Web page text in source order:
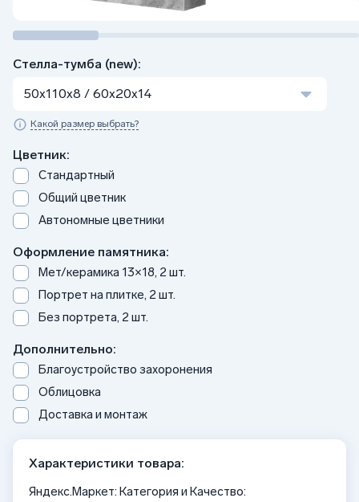
Стелла-тумба (new):
50x110x8 / 60x20x14
Какой размер выбрать?
Цветник:
Стандартный
Общий цветник
Автономные цветники
Оформление памятника:
Мет/керамика 13×18, 2 шт.
Портрет на плитке, 2 шт.
Без портрета, 2 шт.
Дополнительно:
Благоустройство захоронения
Облицовка
Доставка и монтаж
Характеристики товара:
Яндекс.Маркет: Категория и Качество: